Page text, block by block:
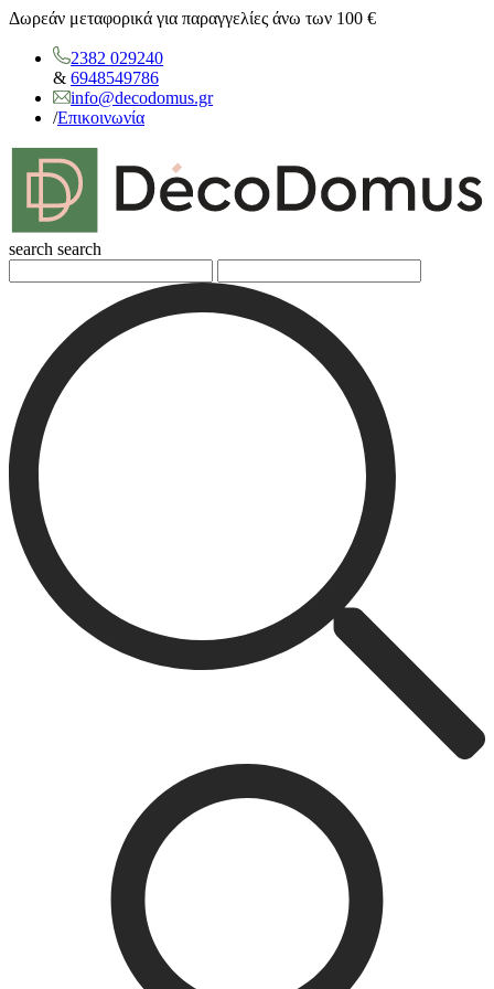
Δωρεάν μεταφορικά για παραγγελίες άνω των 100 €
2382 029240
& 6948549786
info@decodomus.gr
/Επικοινωνία
search search